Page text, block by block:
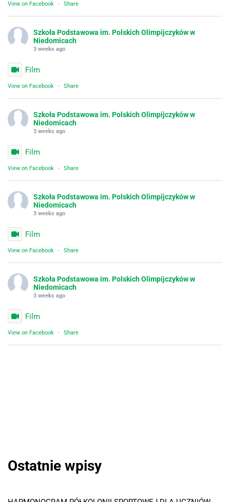
View on Facebook · Share
Szkoła Podstawowa im. Polskich Olimpijczyków w
Niedomicach
3 weeks ago
Film
View on Facebook · Share
Szkoła Podstawowa im. Polskich Olimpijczyków w
Niedomicach
3 weeks ago
Film
View on Facebook · Share
Szkoła Podstawowa im. Polskich Olimpijczyków w
Niedomicach
3 weeks ago
Film
View on Facebook · Share
Szkoła Podstawowa im. Polskich Olimpijczyków w
Niedomicach
3 weeks ago
Film
View on Facebook · Share
Ostatnie wpisy